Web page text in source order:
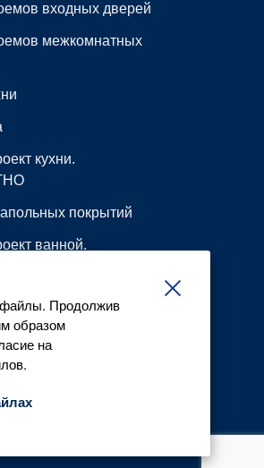
входных дверей
межкомнатных
кухни.
покрытий
ванной.
файлы. Продолжив
образом
на